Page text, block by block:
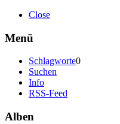
Close
Menü
Schlagworte0
Suchen
Info
RSS-Feed
Alben